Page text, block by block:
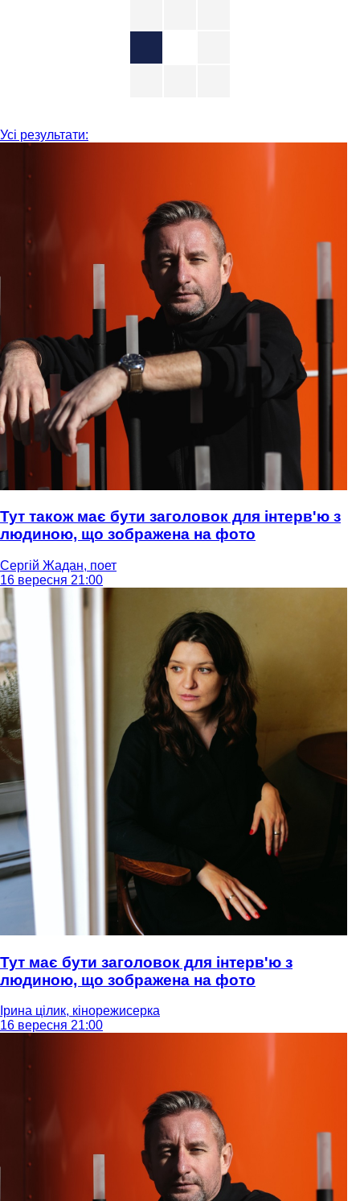
Усі результати:
Тут також має бути заголовок для інтерв'ю з
людиною, що зображена на фото
Сергій Жадан, поет
16 вересня 21:00
Тут має бути заголовок для інтерв'ю з
людиною, що зображена на фото
Ірина цілик, кінорежисерка
16 вересня 21:00